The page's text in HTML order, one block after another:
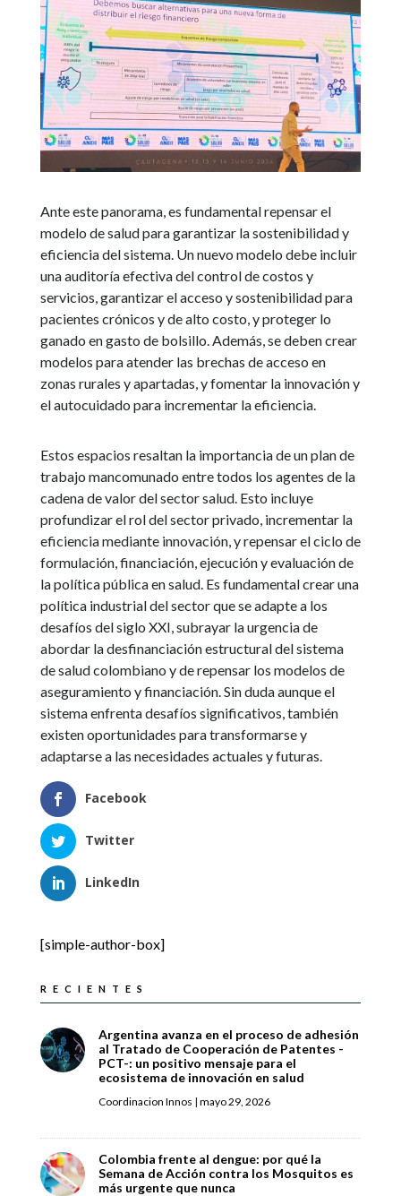
Ante este panorama, es fundamental repensar el
modelo de salud para garantizar la sostenibilidad y
eficiencia del sistema. Un nuevo modelo debe incluir
una auditoría efectiva del control de costos y
servicios, garantizar el acceso y sostenibilidad para
pacientes crónicos y de alto costo, y proteger lo
ganado en gasto de bolsillo. Además, se deben crear
modelos para atender las brechas de acceso en
zonas rurales y apartadas, y fomentar la innovación y
el autocuidado para incrementar la eficiencia.
Estos espacios resaltan la importancia de un plan de
trabajo mancomunado entre todos los agentes de la
cadena de valor del sector salud. Esto incluye
profundizar el rol del sector privado, incrementar la
eficiencia mediante innovación, y repensar el ciclo de
formulación, financiación, ejecución y evaluación de
la política pública en salud. Es fundamental crear una
política industrial del sector que se adapte a los
desafíos del siglo XXI, subrayar la urgencia de
abordar la desfinanciación estructural del sistema
de salud colombiano y de repensar los modelos de
aseguramiento y financiación. Sin duda aunque el
sistema enfrenta desafíos significativos, también
existen oportunidades para transformarse y
adaptarse a las necesidades actuales y futuras.
Facebook
Twitter
LinkedIn
[simple-author-box]
RECIENTES
Argentina avanza en el proceso de adhesión
al Tratado de Cooperación de Patentes -
PCT-: un positivo mensaje para el
ecosistema de innovación en salud
Coordinacion Innos | mayo 29, 2026
Colombia frente al dengue: por qué la
Semana de Acción contra los Mosquitos es
más urgente que nunca